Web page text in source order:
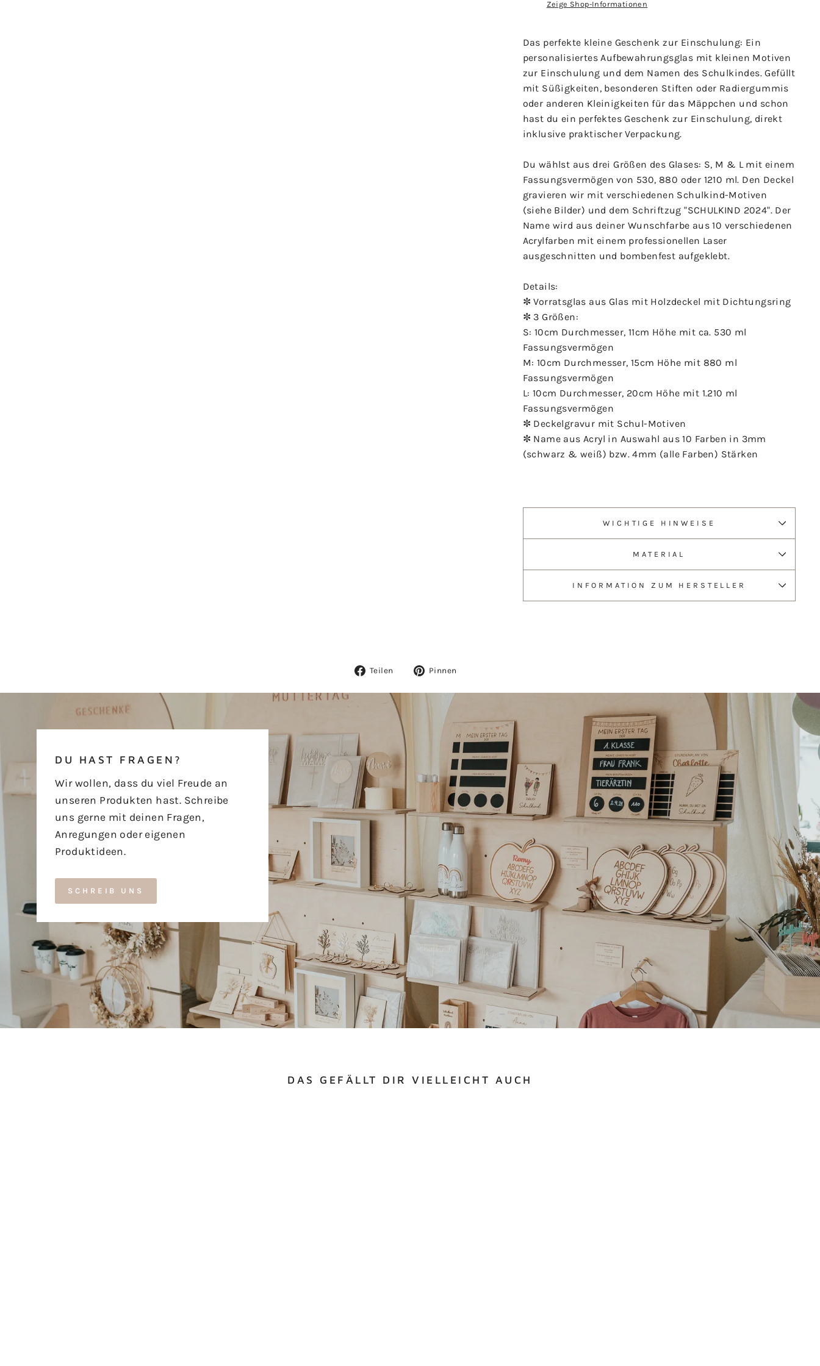
Zeige Shop-Informationen
Das perfekte kleine Geschenk zur Einschulung: Ein
personalisiertes Aufbewahrungsglas mit kleinen Motiven
zur Einschulung und dem Namen des Schulkindes. Gefüllt
mit Süßigkeiten, besonderen Stiften oder Radiergummis
oder anderen Kleinigkeiten für das Mäppchen und schon
hast du ein perfektes Geschenk zur Einschulung, direkt
inklusive praktischer Verpackung.
Du wählst aus drei Größen des Glases: S, M & L mit einem
Fassungsvermögen von 530, 880 oder 1210 ml. Den Deckel
gravieren wir mit verschiedenen Schulkind-Motiven
(siehe Bilder) und dem Schriftzug "SCHULKIND 2024". Der
Name wird aus deiner Wunschfarbe aus 10 verschiedenen
Acrylfarben mit einem professionellen Laser
ausgeschnitten und bombenfest aufgeklebt.
Details:
✼ Vorratsglas aus Glas mit Holzdeckel mit Dichtungsring
✼ 3 Größen:
S: 10cm Durchmesser, 11cm Höhe mit ca. 530 ml
Fassungsvermögen
M: 10cm Durchmesser, 15cm Höhe mit 880 ml
Fassungsvermögen
L: 10cm Durchmesser, 20cm Höhe mit 1.210 ml
Fassungsvermögen
✼ Deckelgravur mit Schul-Motiven
✼ Name aus Acryl in Auswahl aus 10 Farben in 3mm
(schwarz & weiß) bzw. 4mm (alle Farben) Stärken
WICHTIGE HINWEISE
MATERIAL
INFORMATION ZUM HERSTELLER
Teilen
Auf
Pinnen
DU HAST FRAGEN?
Wir wollen, dass du viel Freude an
unseren Produkten hast. Schreibe
uns gerne mit deinen Fragen,
Anregungen oder eigenen
Produktideen.
SCHREIB UNS
DAS GEFÄLLT DIR VIELLEICHT AUCH